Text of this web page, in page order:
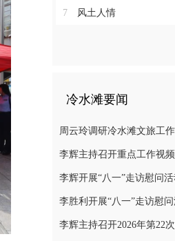
7 风土人情
冷水滩要闻
周云玲调研冷水滩文旅工作
李辉主持召开重点工作视
李辉开展“八一”走访慰问活
李胜利开展“八一”走访慰
李辉主持召开2026年第22